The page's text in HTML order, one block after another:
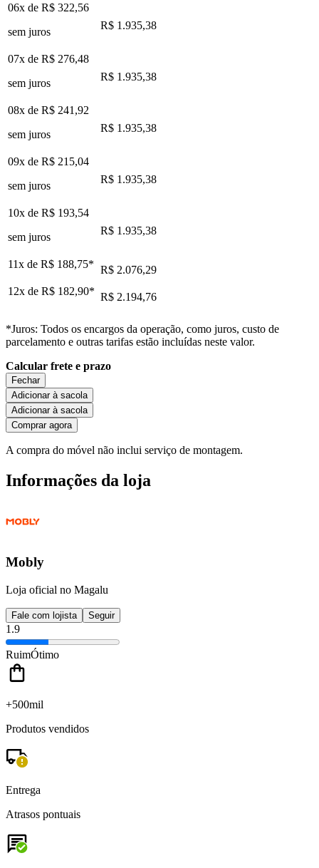
06x de R$ 322,56
sem juros
R$ 1.935,38
07x de R$ 276,48
sem juros
R$ 1.935,38
08x de R$ 241,92
sem juros
R$ 1.935,38
09x de R$ 215,04
sem juros
R$ 1.935,38
10x de R$ 193,54
sem juros
R$ 1.935,38
11x de R$ 188,75* R$ 2.076,29
12x de R$ 182,90* R$ 2.194,76
*Juros: Todos os encargos da operação, como juros, custo de
parcelamento e outras tarifas estão incluídas neste valor.
Calcular frete e prazo
Fechar
Adicionar à sacola
Adicionar à sacola
Comprar agora
A compra do móvel não inclui serviço de montagem.
Informações da loja
Mobly
Loja oficial no Magalu
Fale com lojista Seguir
1.9
RuimÓtimo
+500mil
Produtos vendidos
Entrega
Atrasos pontuais